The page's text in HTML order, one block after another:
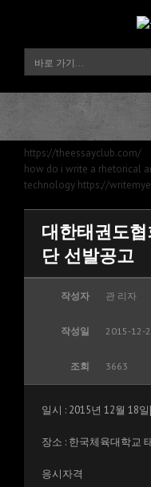
바로 가기...
https://theessayclub.com/
how do i write a rhetorical
technology https://
대한태권도
단 선발공고
작성자 관 리자
작성일 2015-12-
조회 3663
일시 : 2015년 12월 18
장소 : 한국체육대학교
응시자격